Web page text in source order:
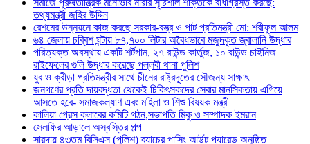
তথ্যমন্ত্রী জহির উদ্দিন
রেশমের উন্নয়নে কাজ করছে সরকার-বস্ত্র ও পাট প্রতিমন্ত্রী মো: শরীফুল আলম
৬৪ জেলায় চব্বিশ ঘন্টায় ৮৭,৭০০ লিটার অবৈধভাবে মজুদকৃত জ্বালানি উদ্ধার
পরিত্যক্ত অবস্থায় একটি শর্টগান, ২৭ রাউন্ড কার্তুজ, ১০ রাউন্ড চাইনিজ
রাইফেলের গুলি উদ্ধার করেছে পল্লবী থানা পুলিশ
যুব ও ক্রীড়া প্রতিমন্ত্রীর সাথে চীনের রাষ্ট্রদূতের সৌজন্য সাক্ষাৎ
জনগণের প্রতি দায়বদ্ধতা থেকেই চিকিৎসকদের সেবার মানসিকতায় এগিয়ে
আসতে হবে- সমাজকল্যাণ এবং মহিলা ও শিশু বিষয়ক মন্ত্রী
কালিয়া প্রেস ক্লাবের কমিটি গঠন,সভাপতি মিকু ও সম্পাদক ইমরান
সেলফির আড়ালে অস্বস্তির গল্প
সারদায় ৪৩তম বিসিএস (পুলিশ) ব্যাচের পাসিং আউট প্যারেড অনুষ্ঠিত